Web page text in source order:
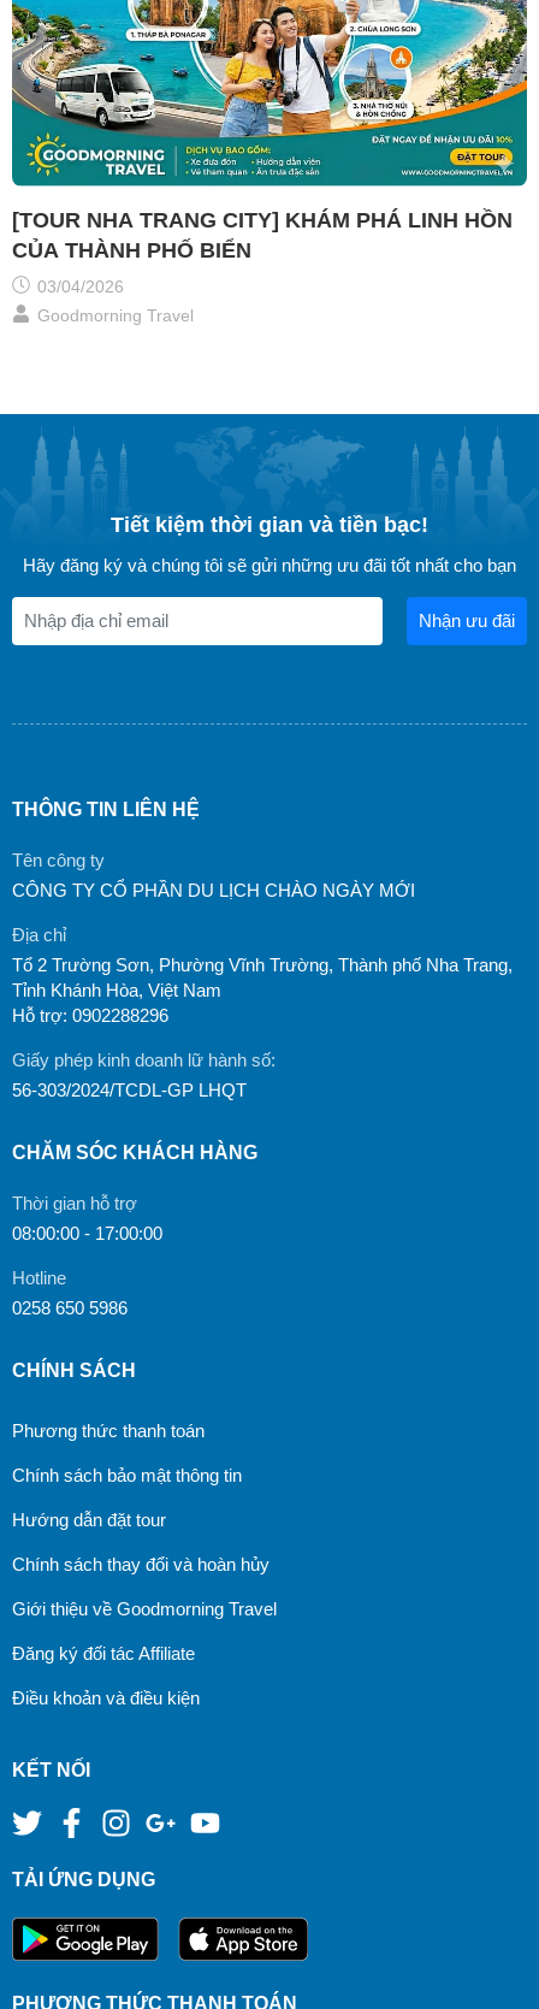
[TOUR NHA TRANG CITY] KHÁM PHÁ LINH HỒN
CỦA THÀNH PHỐ BIỂN
03/04/2026
Goodmorning Travel
Tiết kiệm thời gian và tiền bạc!
Hãy đăng ký và chúng tôi sẽ gửi những ưu đãi tốt nhất cho bạn
Nhận ưu đãi
THÔNG TIN LIÊN HỆ
Tên công ty
CÔNG TY CỔ PHẦN DU LỊCH CHÀO NGÀY MỚI
Địa chỉ
Tổ 2 Trường Sơn, Phường Vĩnh Trường, Thành phố Nha Trang,
Tỉnh Khánh Hòa, Việt Nam
Hỗ trợ: 0902288296
Giấy phép kinh doanh lữ hành số:
56-303/2024/TCDL-GP LHQT
CHĂM SÓC KHÁCH HÀNG
Thời gian hỗ trợ
08:00:00 - 17:00:00
Hotline
0258 650 5986
CHÍNH SÁCH
Phương thức thanh toán
Chính sách bảo mật thông tin
Hướng dẫn đặt tour
Chính sách thay đổi và hoàn hủy
Giới thiệu về Goodmorning Travel
Đăng ký đối tác Affiliate
Điều khoản và điều kiện
KẾT NỐI
TẢI ỨNG DỤNG
PHƯƠNG THỨC THANH TOÁN